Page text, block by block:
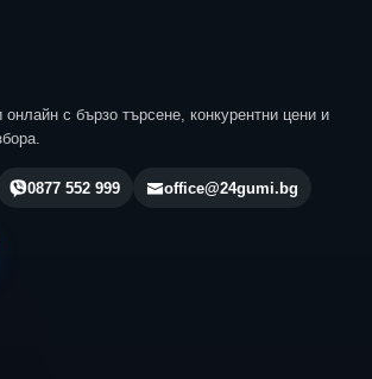
с бързо търсене, конкурентни цени и
0877 552 999 office@24gumi.bg